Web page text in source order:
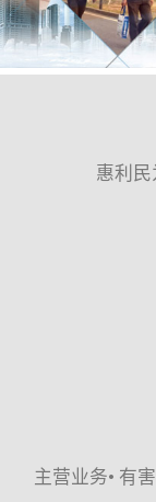
惠利
主营业务• 有